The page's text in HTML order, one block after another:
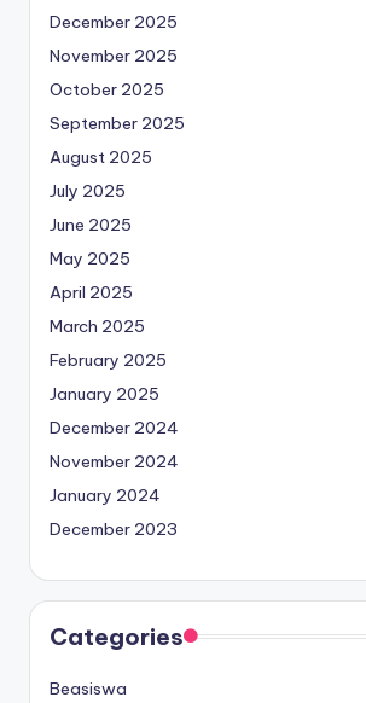
December 2025
November 2025
October 2025
September 2025
August 2025
July 2025
June 2025
May 2025
April 2025
March 2025
February 2025
January 2025
December 2024
November 2024
January 2024
December 2023
Categories
Beasiswa